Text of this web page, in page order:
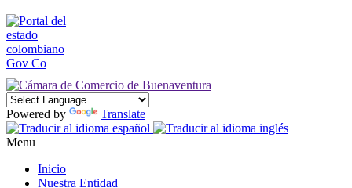
Powered by Translate
Menu
Inicio
Nuestra Entidad